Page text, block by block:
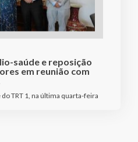
saúde e reposição
em reunião com
TRT 1, na última quarta-feira